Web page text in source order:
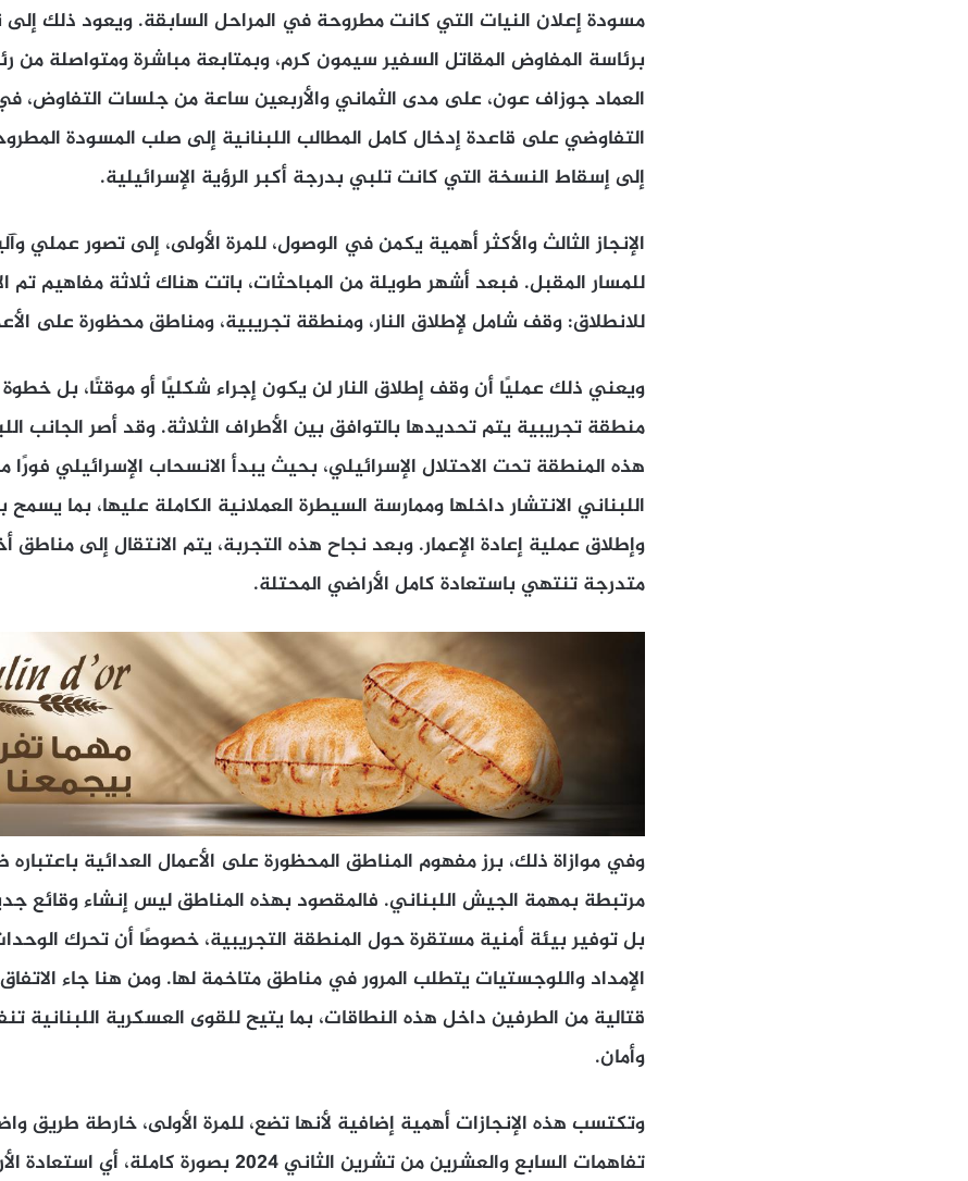
مسودة إعلان النيات التي كانت مطروحة في المراحل السابقة. ويعود ذلك إلى
برئاسة المفاوض المقاتل السفير سيمون كرم، وبمتابعة مباشرة ومتواصلة من
العماد جوزاف عون، على مدى الثماني والأربعين ساعة من جلسات التفاوض،
التفاوضي على قاعدة إدخال كامل المطالب اللبنانية إلى صلب المسودة
إلى إسقاط النسخة التي كانت تلبي بدرجة أكبر الرؤية الإسرائيلية.
الإنجاز الثالث والأكثر أهمية يكمن في الوصول، للمرة الأولى، إلى تصور عملي
للمسار المقبل. فبعد أشهر طويلة من المباحثات، باتت هناك ثلاثة مفاهيم تم
للانطلاق: وقف شامل لإطلاق النار، ومنطقة تجريبية، ومناطق محظورة على
ويعني ذلك عمليًا أن وقف إطلاق النار لن يكون إجراء شكليًا أو موقتًا، بل خطوة
منطقة تجريبية يتم تحديدها بالتوافق بين الأطراف الثلاثة. وقد أصر الجانب
هذه المنطقة تحت الاحتلال الإسرائيلي، بحيث يبدأ الانسحاب الإسرائيلي
اللبناني الانتشار داخلها وممارسة السيطرة العملانية الكاملة عليها، بما
وإطلاق عملية إعادة الإعمار. وبعد نجاح هذه التجربة، يتم الانتقال إلى مناطق
متدرجة تنتهي باستعادة كامل الأراضي المحتلة.
وفي موازاة ذلك، برز مفهوم المناطق المحظورة على الأعمال العدائية باعتباره
مرتبطة بمهمة الجيش اللبناني. فالمقصود بهذه المناطق ليس إنشاء وقائع
بل توفير بيئة أمنية مستقرة حول المنطقة التجريبية، خصوصًا أن تحرك
الإمداد واللوجستيات يتطلب المرور في مناطق متاخمة لها. ومن هنا جاء
قتالية من الطرفين داخل هذه النطاقات، بما يتيح للقوى العسكرية اللبنانية
وأمان.
وتكتسب هذه الإنجازات أهمية إضافية لأنها تضع، للمرة الأولى، خارطة طريق
تفاهمات السابع والعشرين من تشرين الثاني 2024 بصورة